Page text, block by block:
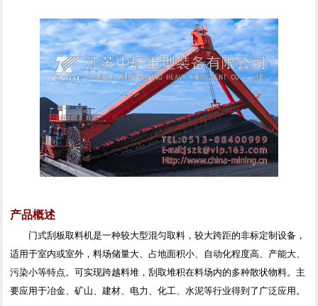
产品概述
门式刮板取料机是一种较大型混匀取料，较大跨距的非标定制设备，
适用于室内或室外，料场储量大、占地面积小、自动化程度高、产能大、
污染小等特点。可实现跨越料堆，刮取堆积在料场内的多种散状物料。主
要应用于冶金、矿山、建材、电力、化工、水泥等行业得到了广泛应用。